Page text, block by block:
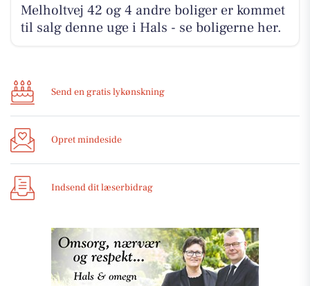
Melholtvej 42 og 4 andre boliger er kommet
til salg denne uge i Hals - se boligerne her.
Send en gratis lykønskning
Opret mindeside
Indsend dit læserbidrag